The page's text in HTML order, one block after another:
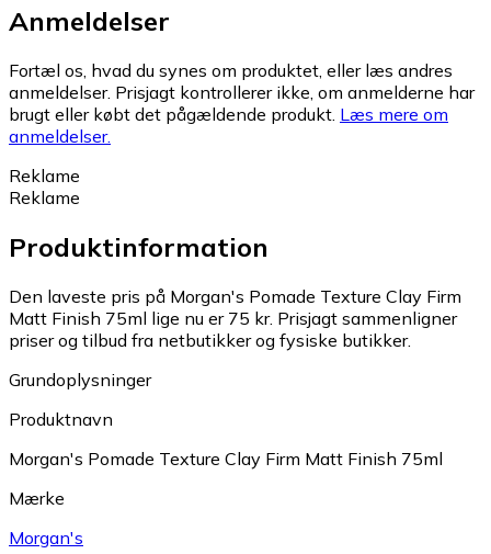
Anmeldelser
Fortæl os, hvad du synes om produktet, eller læs andres
anmeldelser. Prisjagt kontrollerer ikke, om anmelderne har
brugt eller købt det pågældende produkt. Læs mere om
anmeldelser.
Reklame
Reklame
Produktinformation
Den laveste pris på Morgan's Pomade Texture Clay Firm
Matt Finish 75ml lige nu er 75 kr. Prisjagt sammenligner
priser og tilbud fra netbutikker og fysiske butikker.
Grundoplysninger
Produktnavn
Morgan's Pomade Texture Clay Firm Matt Finish 75ml
Mærke
Morgan's